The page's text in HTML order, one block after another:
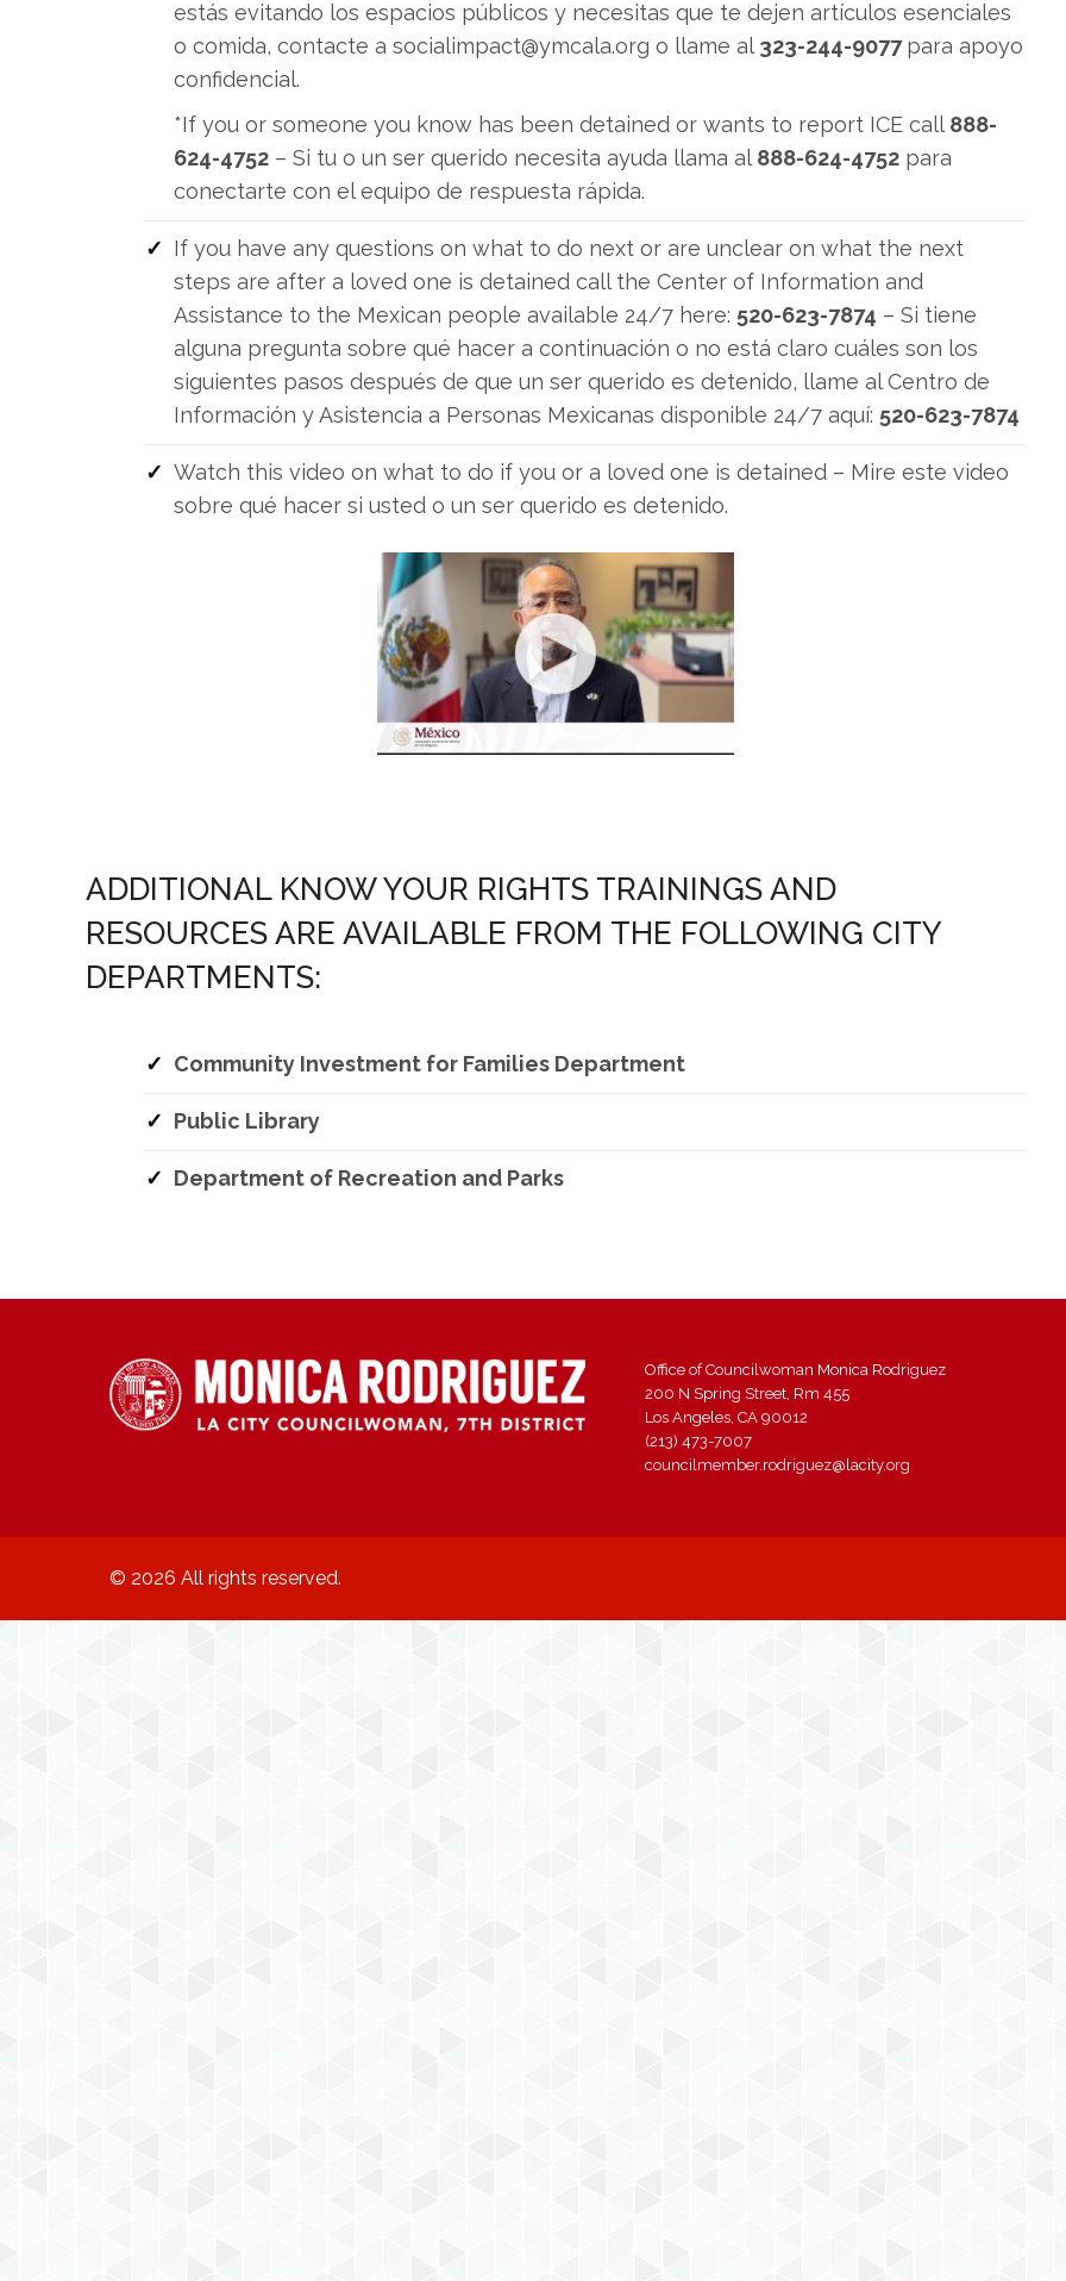
estás evitando los espacios públicos y necesitas que te dejen artículos esenciales
o comida, contacte a socialimpact@ymcala.org o llame al 323-244-9077para apoyo
confidencial.
*If you or someone you know has been detained or wants to report ICE call 888-
624-4752 – Si tu o un ser querido necesita ayuda llama al 888-624-4752 para
conectarte con el equipo de respuesta rápida.
If you have any questions on what to do next or are unclear on what the next
steps are after a loved one is detained call the Center of Information and
Assistance to the Mexican people available 24/7 here: 520-623-7874 – Si tiene
alguna pregunta sobre qué hacer a continuación o no está claro cuáles son los
siguientes pasos después de que un ser querido es detenido, llame al Centro de
Información y Asistencia a Personas Mexicanas disponible 24/7 aquí: 520-623-7874
Watch this video on what to do if you or a loved one is detained – Mire este video
sobre qué hacer si usted o un ser querido es detenido.
ADDITIONAL KNOW YOUR RIGHTS TRAININGS AND
RESOURCES ARE AVAILABLE FROM THE FOLLOWING CITY
DEPARTMENTS:
Community Investment for Families Department
Public Library
Department of Recreation and Parks
Office of Councilwoman Monica Rodriguez
200 N Spring Street, Rm 455
Los Angeles, CA 90012
(213) 473-7007
councilmember.rodriguez@lacity.org
© 2026 All rights reserved.